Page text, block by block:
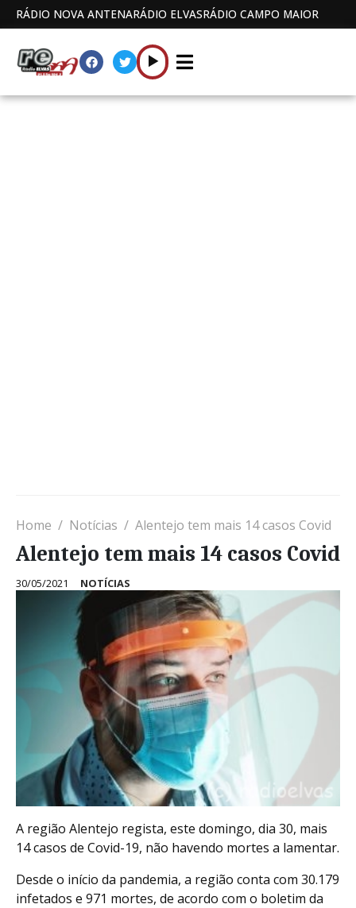
RÁDIO NOVA ANTENARÁDIO ELVASRÁDIO CAMPO MAIOR
Home Notícias Alentejo tem mais 14 casos Covid
Alentejo tem mais 14 casos Covid
30/05/2021 NOTÍCIAS
A região Alentejo regista, este domingo, dia 30, mais
14 casos de Covid-19, não havendo mortes a lamentar.
Desde o início da pandemia, a região conta com 30.179
infetados e 971 mortes, de acordo com o boletim da